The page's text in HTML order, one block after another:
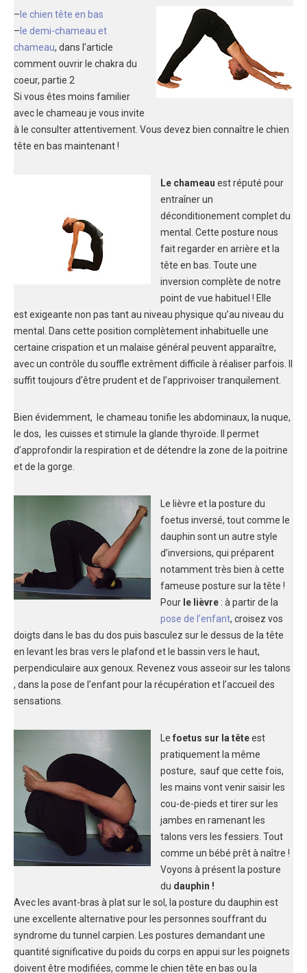
– le chien tête en bas
– le demi-chameau et
chameau, dans l’article
comment ouvrir le chakra du
coeur, partie 2
Si vous êtes moins familier
avec le chameau je vous invite
à le consulter attentivement. Vous devez bien connaître le chien
tête en bas maintenant !
Le chameau est réputé pour
entraîner un
déconditionement complet du
mental. Cette posture nous
fait regarder en arrière et la
tête en bas. Toute une
inversion complète de notre
point de vue habituel ! Elle
est exigeante non pas tant au niveau physique qu’au niveau du
mental. Dans cette position complètement inhabituelle une
certaine crispation et un malaise général peuvent apparaître,
avec un contrôle du souffle extrêment difficile à réaliser parfois. Il
suffit toujours d’être prudent et de l’apprivoiser tranquilement.
Bien évidemment, le chameau tonifie les abdominaux, la nuque,
le dos, les cuisses et stimule la glande thyroïde. Il permet
d’approfondir la respiration et de détendre la zone de la poitrine
et de la gorge.
Le lièvre et la posture du
foetus inversé, tout comme le
dauphin sont un autre style
d’inversions, qui préparent
notamment très bien à cette
fameuse posture sur la tête !
Pour le lièvre : à partir de la
pose de l’enfant, croisez vos
doigts dans le bas du dos puis basculez sur le dessus de la tête
en levant les bras vers le plafond et le bassin vers le haut,
perpendiculaire aux genoux. Revenez vous asseoir sur les talons
, dans la pose de l’enfant pour la récupération et l’accueil des
sensations.
Le foetus sur la têteest
pratiquement la même
posture, sauf que cette fois,
les mains vont venir saisir les
cou-de-pieds et tirer sur les
jambes en ramenant les
talons vers les fessiers. Tout
comme un bébé prêt à naître !
Voyons à présent la posture
du dauphin !
Avec les avant-bras à plat sur le sol, la posture du dauphin est
une excellente alternative pour les personnes souffrant du
syndrome du tunnel carpien. Les postures demandant une
quantité significative du poids du corps en appui sur les poignets
doivent être modifiées, comme le chien tête en bas ou la